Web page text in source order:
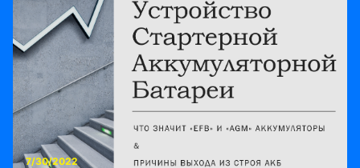
7/30/2022